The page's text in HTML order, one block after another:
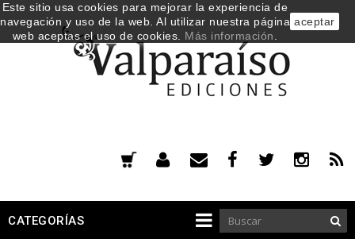
CATEGORÍAS
Este sitio usa cookies para mejorar la experiencia de
navegación y uso de la web. Al utilizar nuestra página
web aceptas el uso de cookies. Más información
aceptar